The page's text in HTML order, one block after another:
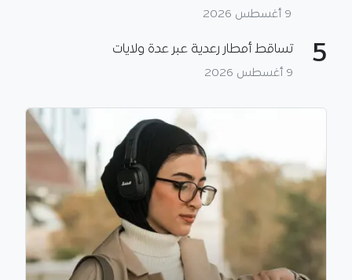
9 أغسطس 2026
5 تساقط أمطار رعدية عبر عدة ولايات
9 أغسطس 2026